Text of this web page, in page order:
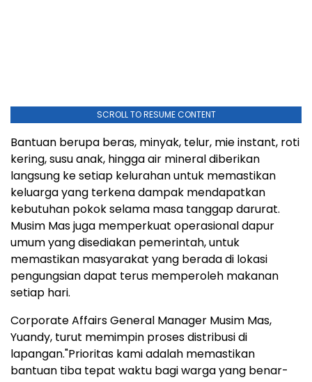
SCROLL TO RESUME CONTENT
Bantuan berupa beras, minyak, telur, mie instant, roti
kering, susu anak, hingga air mineral diberikan
langsung ke setiap kelurahan untuk memastikan
keluarga yang terkena dampak mendapatkan
kebutuhan pokok selama masa tanggap darurat.
Musim Mas juga memperkuat operasional dapur
umum yang disediakan pemerintah, untuk
memastikan masyarakat yang berada di lokasi
pengungsian dapat terus memperoleh makanan
setiap hari.
Corporate Affairs General Manager Musim Mas,
Yuandy, turut memimpin proses distribusi di
lapangan."Prioritas kami adalah memastikan
bantuan tiba tepat waktu bagi warga yang benar-